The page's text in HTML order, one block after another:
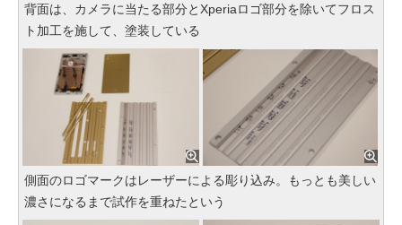
背面は、カメラに当たる部分とXperiaロゴ部分を除いてフロス
ト加工を施して、塗装している
側面のロゴマークはレーザーによる彫り込み。もっとも美しい
濃さになるまで試作を重ねたという